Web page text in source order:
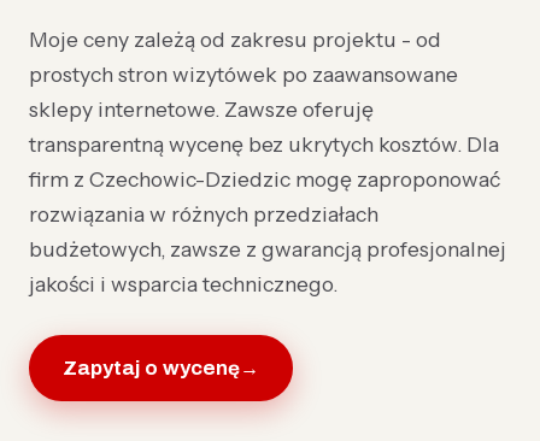
Moje ceny zależą od zakresu projektu - od
prostych stron wizytówek po zaawansowane
sklepy internetowe. Zawsze oferuję
transparentną wycenę bez ukrytych kosztów. Dla
firm z Czechowic-Dziedzic mogę zaproponować
rozwiązania w różnych przedziałach
budżetowych, zawsze z gwarancją profesjonalnej
jakości i wsparcia technicznego.
Zapytaj o wycenę→